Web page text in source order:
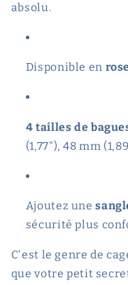
absolu.
Disponible en
4 tailles de
(1,77"), 48 mm
Ajoutez une
sécurité plus
C'est le genre de
que votre petit